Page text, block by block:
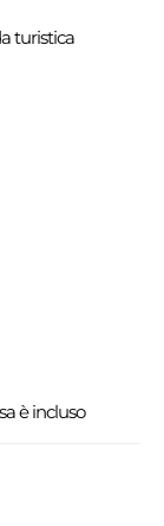
turistica
è incluso